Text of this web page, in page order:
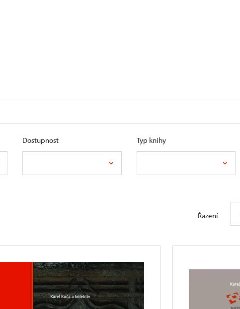
Dostupnost Typ knihy
Řazení